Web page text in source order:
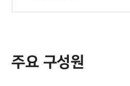
주요 구성원